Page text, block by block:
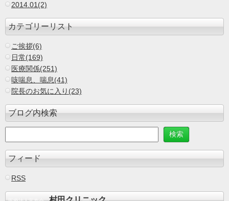
2014.01(2)
カテゴリーリスト
ご挨拶(6)
日常(169)
医療関係(251)
咳喘息、喘息(41)
院長のお気に入り(23)
ブログ内検索
フィード
RSS